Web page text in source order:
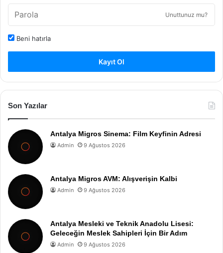
Unuttunuz mu?
Beni hatırla
Kayıt Ol
Son Yazılar
Antalya Migros Sinema: Film Keyfinin Adresi
Admin 9 Ağustos 2026
Antalya Migros AVM: Alışverişin Kalbi
Admin 9 Ağustos 2026
Antalya Mesleki ve Teknik Anadolu Lisesi:
Geleceğin Meslek Sahipleri İçin Bir Adım
Admin 9 Ağustos 2026